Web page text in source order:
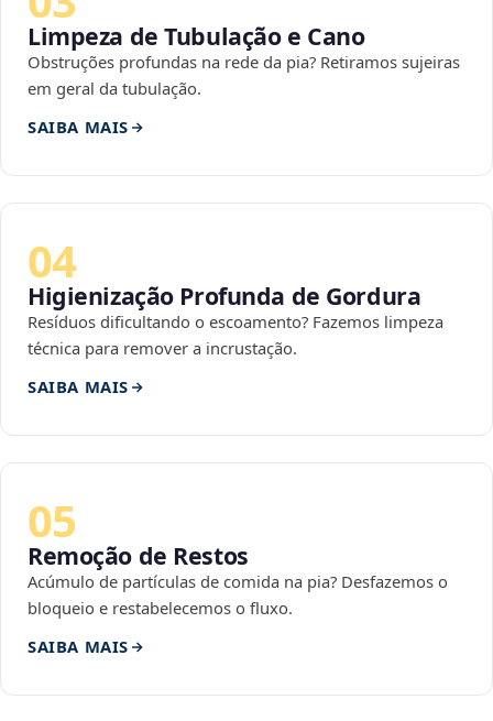
Limpeza de Tubulação e Cano
Obstruções profundas na rede da pia? Retiramos sujeiras
em geral da tubulação.
SAIBA MAIS
04
Higienização Profunda de Gordura
Resíduos dificultando o escoamento? Fazemos limpeza
técnica para remover a incrustação.
SAIBA MAIS
05
Remoção de Restos
Acúmulo de partículas de comida na pia? Desfazemos o
bloqueio e restabelecemos o fluxo.
SAIBA MAIS